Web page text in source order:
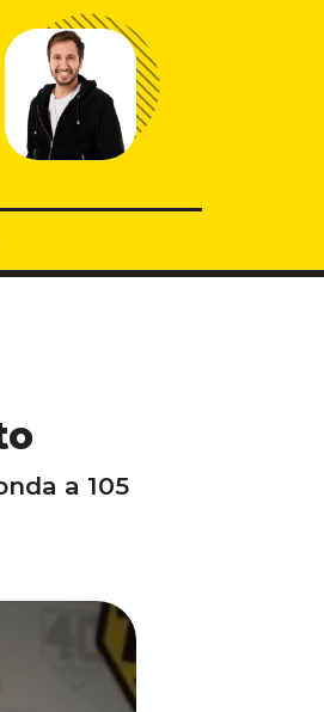
a 105